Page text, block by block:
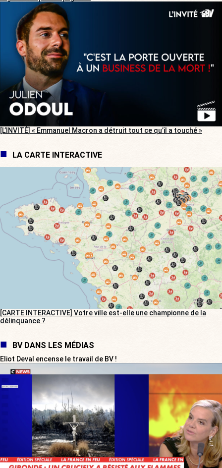
[L’INVITÉ] « Emmanuel Macron a détruit tout ce qu’il a touché »
LA CARTE INTERACTIVE
[CARTE INTERACTIVE] Votre ville est-elle une championne de la
délinquance ?
BV DANS LES MÉDIAS
Eliot Deval encense le travail de BV !